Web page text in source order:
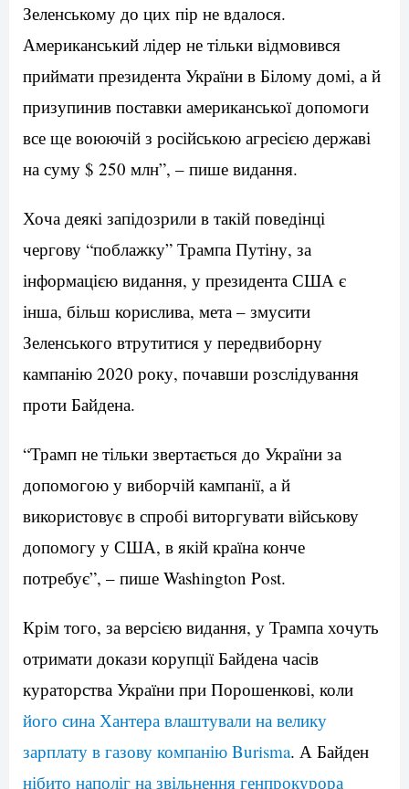
Зеленському до цих пір не вдалося.
Американський лідер не тільки відмовився
приймати президента України в Білому домі, а й
призупинив поставки американської допомоги
все ще воюючій з російською агресією державі
на суму $ 250 млн”, – пише видання.
Хоча деякі запідозрили в такій поведінці
чергову “поблажку” Трампа Путіну, за
інформацією видання, у президента США є
інша, більш корислива, мета – змусити
Зеленського втрутитися у передвиборну
кампанію 2020 року, почавши розслідування
проти Байдена.
“Трамп не тільки звертається до України за
допомогою у виборчій кампанії, а й
використовує в спробі виторгувати військову
допомогу у США, в якій країна конче
потребує”, – пише Washington Post.
Крім того, за версією видання, у Трампа хочуть
отримати докази корупції Байдена часів
кураторства України при Порошенкові, коли
його сина Хантера влаштували на велику
зарплату в газову компанію Burisma. А Байден
нібито наполіг на звільнення генпрокурора